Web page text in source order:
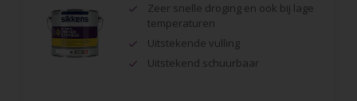
Zeer snelle droging en ook bij lage
temperaturen
Uitstekende vulling
Uitstekend schuurbaar